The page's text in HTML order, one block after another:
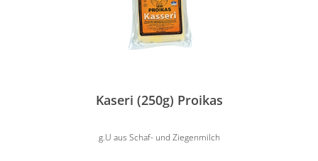
Kaseri (250g) Proikas
g.U aus Schaf- und Ziegenmilch